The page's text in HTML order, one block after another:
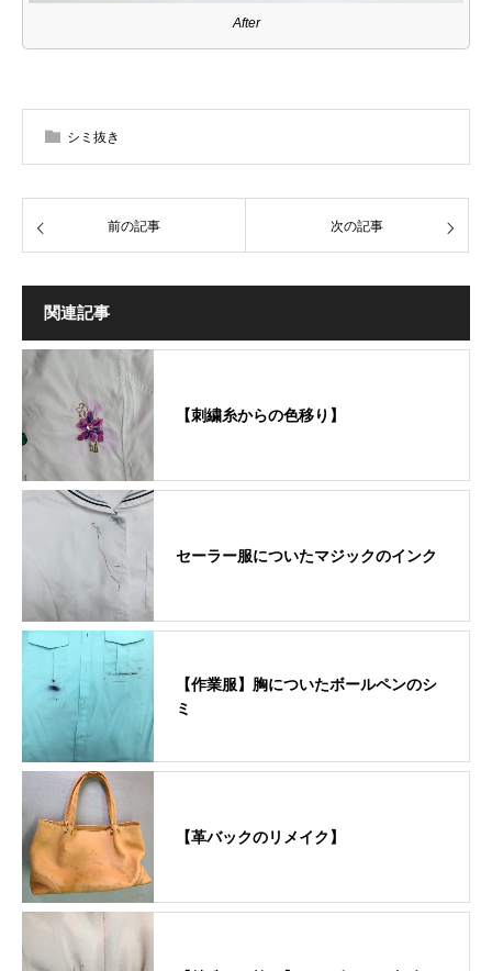
After
シミ抜き
前の記事 次の記事
関連記事
【刺繍糸からの色移り】
セーラー服についたマジックのインク
【作業服】胸についたボールペンのシ
ミ
【革バックのリメイク】